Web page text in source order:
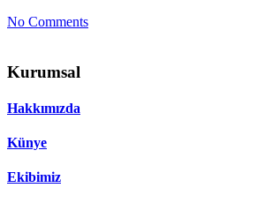
No Comments
Kurumsal
Hakkımızda
Künye
Ekibimiz